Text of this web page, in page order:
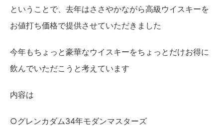
ということで、去年はささやかながら高級ウイスキーを
お値打ち価格で提供させていただきました
今年もちょっと豪華なウイスキーをちょっとだけお得に
飲んでいただこうと考えています
内容は
○グレンカダム34年モダンマスターズ